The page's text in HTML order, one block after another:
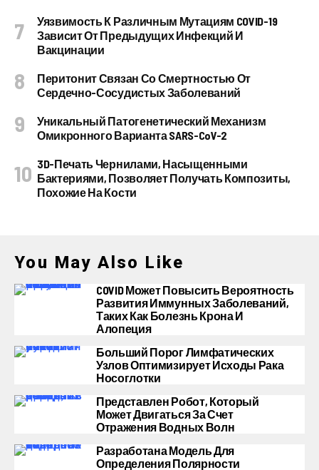
Уязвимость К Различным Мутациям COVID-19
Зависит От Предыдущих Инфекций И
Вакцинации
Перитонит Связан Со Смертностью От
Сердечно-Сосудистых Заболеваний
Уникальный Патогенетический Механизм
Омикронного Варианта SARS-CoV-2
3D-Печать Чернилами, Насыщенными
Бактериями, Позволяет Получать Композиты,
Похожие На Кости
You May Also Like
COVID Может Повысить Вероятность
Развития Иммунных Заболеваний,
Таких Как Болезнь Крона И
Алопеция
Больший Порог Лимфатических
Узлов Оптимизирует Исходы Рака
Носоглотки
Представлен Робот, Который
Может Двигаться За Счет
Отражения Водных Волн
Разработана Модель Для
Определения Полярности